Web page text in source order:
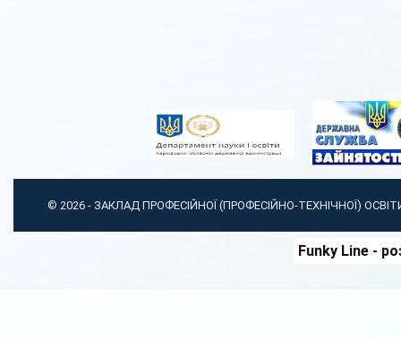
© 2026 - ЗАКЛАД ПРОФЕСІЙНОЇ (ПРОФЕСІЙНО-ТЕХНІЧНОЇ)
Funky Line-